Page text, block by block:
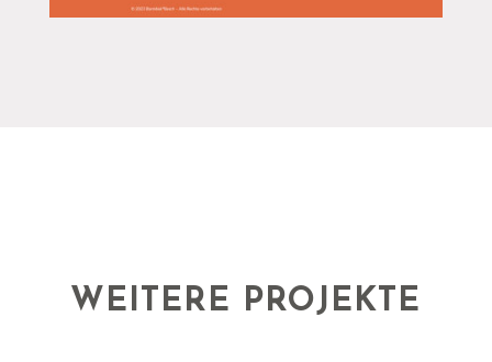
WEITERE PROJEKTE